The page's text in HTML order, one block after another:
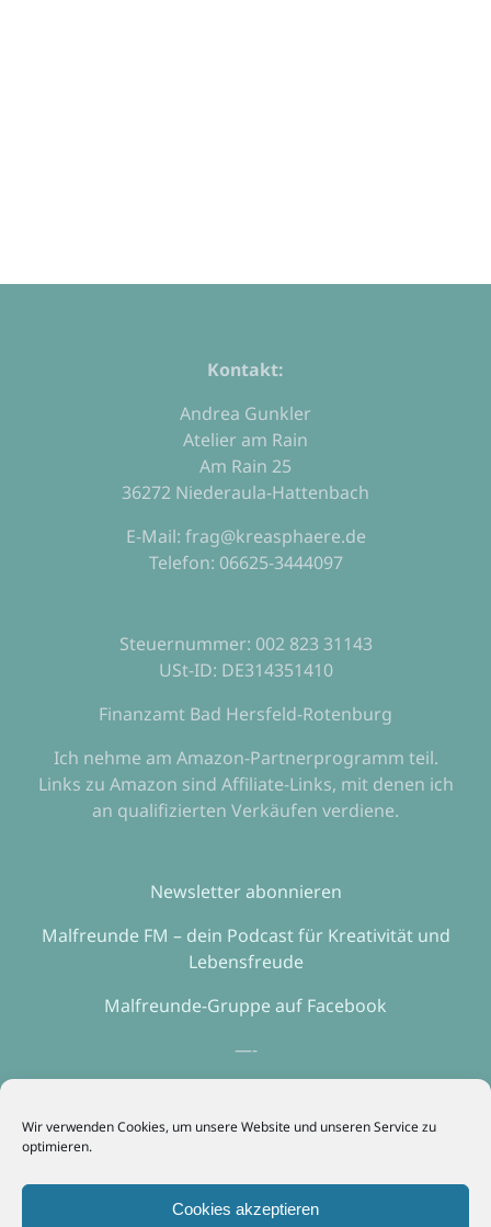
Wir verwenden Cookies, um unsere Website und unseren Service zu
optimieren.
Cookies akzeptieren
Kontakt:
Andrea Gunkler
Atelier am Rain
Am Rain 25
36272 Niederaula-Hattenbach
E-Mail: frag@kreasphaere.de
Telefon: 06625-3444097
Steuernummer: 002 823 31143
USt-ID: DE314351410
Finanzamt Bad Hersfeld-Rotenburg
Ich nehme am Amazon-Partnerprogramm teil.
Links zu Amazon sind Affiliate-Links, mit denen ich
an qualifizierten Verkäufen verdiene.
Newsletter abonnieren
Malfreunde FM – dein Podcast für Kreativität und
Lebensfreude
Malfreunde-Gruppe auf Facebook
—-
Erklärung zum Datenschutz
—-